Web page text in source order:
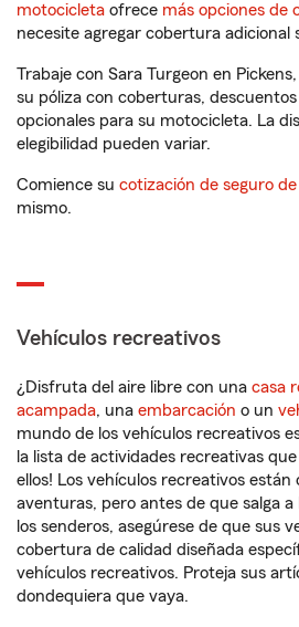
motocicleta ofrece más opciones de
necesite agregar cobertura adicional
Trabaje con Sara Turgeon en
su póliza con coberturas,
opcionales para su motocicleta. La
elegibilidad pueden variar.
Comience su cotización de seguro
mismo.
Vehículos recreativos
¿Disfruta del aire libre con una casa
acampada, una embarcación o un
mundo de los vehículos recreativos
la lista de actividades recreativas
ellos! Los vehículos recreativos
aventuras, pero antes de que salga
los senderos, asegúrese de que sus
cobertura de calidad diseñada
vehículos recreativos. Proteja sus
dondequiera que vaya.